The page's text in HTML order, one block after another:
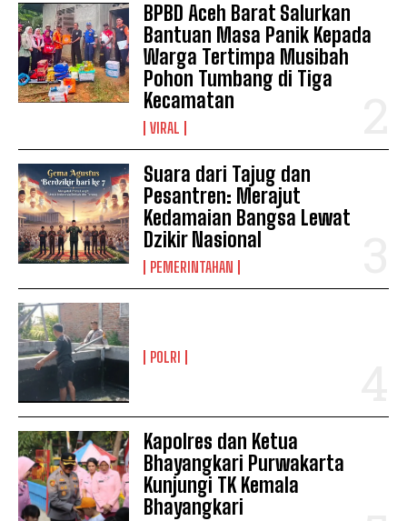
BPBD Aceh Barat Salurkan
Bantuan Masa Panik Kepada
Warga Tertimpa Musibah
Pohon Tumbang di Tiga
Kecamatan
VIRAL
Suara dari Tajug dan
Pesantren: Merajut
Kedamaian Bangsa Lewat
Dzikir Nasional
PEMERINTAHAN
POLRI
Kapolres dan Ketua
Bhayangkari Purwakarta
Kunjungi TK Kemala
Bhayangkari